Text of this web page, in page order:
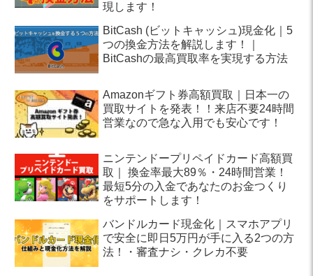
現します！
BitCash (ビットキャッシュ)現金化｜5
つの換金方法を解説します！｜
BitCashの最高買取率を実現する方法
Amazonギフト券高額買取｜日本一の
買取サイトを発表！！来店不要24時間
営業なので急な入用でも安心です！
ニンテンドープリペイドカード高額買
取｜ 換金率最大89％・24時間営業！
最短5分の入金であなたのお金つくり
をサポートします！
バンドルカード現金化｜スマホアプリ
で安全に即日5万円が手に入る2つの方
法！・審査ナシ・クレカ不要